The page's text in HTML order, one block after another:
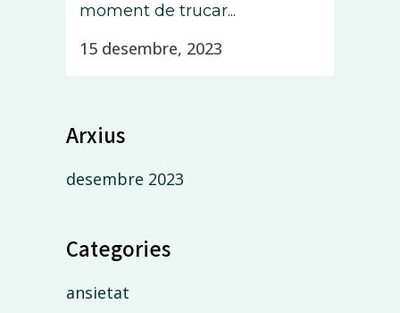
moment de trucar...
15 desembre, 2023
Arxius
desembre 2023
Categories
ansietat